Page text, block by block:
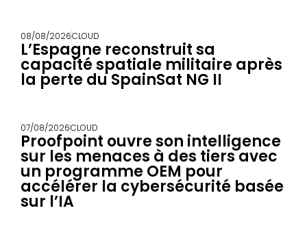
08/08/2026CLOUD
L’Espagne reconstruit sa
capacité spatiale militaire après
la perte du SpainSat NG II
07/08/2026CLOUD
Proofpoint ouvre son intelligence
sur les menaces à des tiers avec
un programme OEM pour
accélérer la cybersécurité basée
sur l’IA